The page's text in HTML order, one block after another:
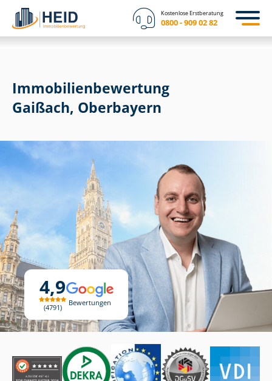
Kostenlose Erstberatung
0800 - 909 02 82
4,9
4791
Bewertungen
Immobilien­bewertung
Gaißach, Oberbayern